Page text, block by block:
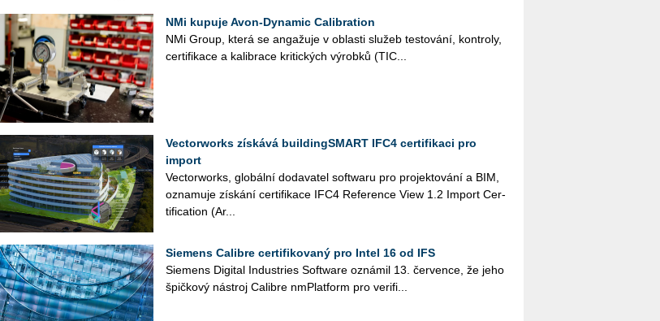
NMi kupuje Avon-Dynamic Calibration
NMi Group, která se an­ga­žu­je v ob­las­ti slu­žeb tes­to­vá­ní, kon­t­ro­ly,
cer­ti­fi­ka­ce a ka­lib­ra­ce kri­tic­kých vý­rob­ků (TIC...
Vectorworks získává buildingSMART IFC4 certifikaci pro
import
Vec­tor­works, glo­bál­ní do­da­va­tel soft­wa­ru pro pro­jek­to­vá­ní a BIM,
ozna­mu­je zís­ká­ní cer­ti­fi­ka­ce IFC4 Re­fe­ren­ce View 1.2 Im­port Cer­
ti­fi­cati­on (Ar­...
Siemens Calibre certifikovaný pro Intel 16 od IFS
Si­e­mens Di­gi­tal In­dustries Soft­ware ozná­mi­l 13. čer­ven­ce, že jeho
špič­ko­vý ná­stroj Ca­lib­re nm­Plat­form pro ve­ri­fi...